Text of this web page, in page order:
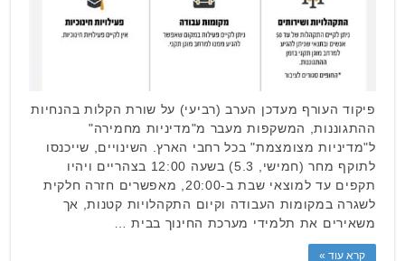
פיקוד העורף מעדכן הערב (רביעי) על שורת הקלות בהנחיות
ההתגוננות, המשקפות מעבר מ"מדיניות מחמירה"
ל"מדיניות מצומצמת" בכל רחבי הארץ. השינויים, שייכנסו
לתוקף מחר (חמישי, 5.3) בשעה 12:00 בצהריים ויהיו
תקפים עד למוצאי שבת ב-20:00, מאפשרים חזרה חלקית
לשגרה במקומות העבודה וקיום התקהלויות קטנות, אך
משאירים את תלמידי מערכת החינוך בבית …
קרא עוד »